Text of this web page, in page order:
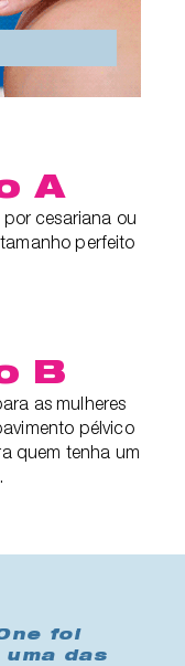
A
por cesariana ou
perfeito
B
as mulheres
pélvico
quem tenha um
foi
das